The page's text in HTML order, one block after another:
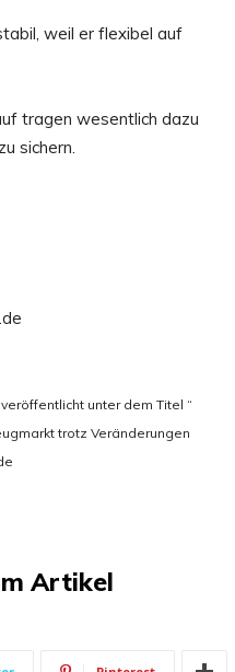
weil er flexibel auf
tragen wesentlich dazu
sichern.
unter dem Titel “
trotz Veränderungen
Artikel